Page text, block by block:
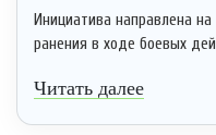
Инициатива направлена
ранения в ходе боевых
Читать далее